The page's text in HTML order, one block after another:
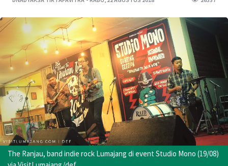
The Ranjau, band indie rock Lumajang di event Studio Mono (19/08)